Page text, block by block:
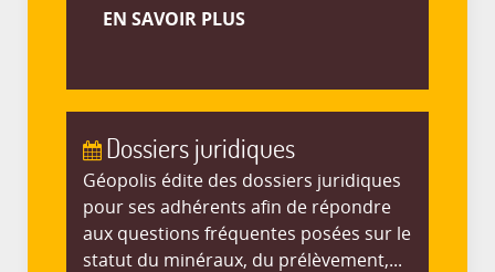
EN SAVOIR PLUS
Dossiers juridiques
Géopolis édite des dossiers juridiques
pour ses adhérents afin de répondre
aux questions fréquentes posées sur le
statut du minéraux, du prélèvement,...